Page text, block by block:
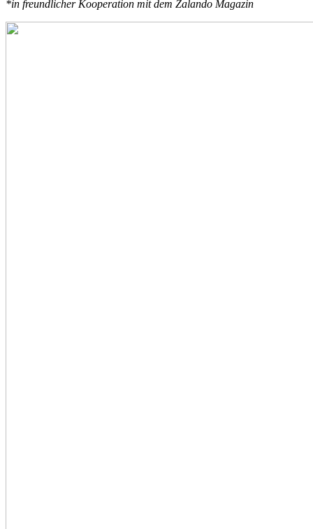
*in freundlicher Kooperation mit dem Zalando Magazin